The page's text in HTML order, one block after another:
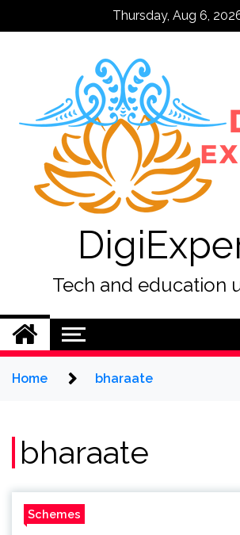
Thursday, Aug 6,
Tech and education
Home bharaate
bharaate
Schemes